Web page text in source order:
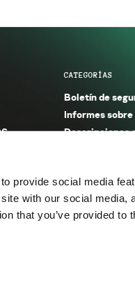
provide social media
with our social media,
that you’ve provided to
CATEGORÍAS
Boletín de
Informes sobre
Descripciones
Informes sobre
Publicaciones
Incidentes